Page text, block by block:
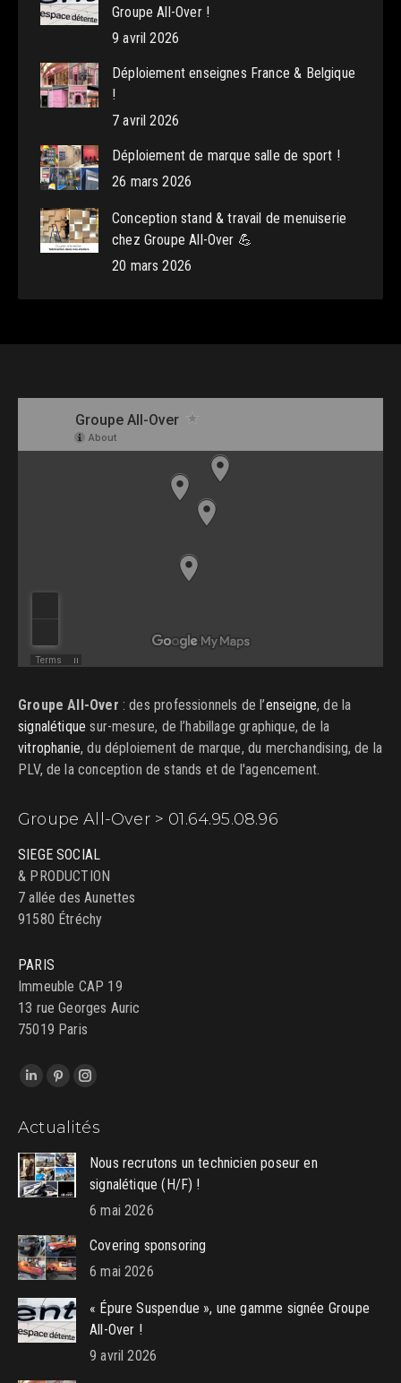
Groupe All-Over !
9 avril 2026
Déploiement enseignes France & Belgique
!
7 avril 2026
Déploiement de marque salle de sport !
26 mars 2026
Conception stand & travail de menuiserie
chez Groupe All-Over 💪
20 mars 2026
Groupe All-Over : des professionnels de l’enseigne, de la
signalétique sur-mesure, de l’habillage graphique, de la
vitrophanie, du déploiement de marque, du merchandising, de la
PLV, de la conception de stands et de l'agencement.
Groupe All-Over > 01.64.95.08.96
SIEGE SOCIAL
& PRODUCTION
7 allée des Aunettes
91580 Étréchy
PARIS
Immeuble CAP 19
13 rue Georges Auric
75019 Paris
Trouvez nous sur :
LinkedIn
opens
in
new
window
Pinterest
opens
in
new
window
Instagram
opens
in
new
window
Actualités
Nous recrutons un technicien poseur en
signalétique (H/F) !
6 mai 2026
Covering sponsoring
6 mai 2026
« Épure Suspendue », une gamme signée Groupe
All-Over !
9 avril 2026